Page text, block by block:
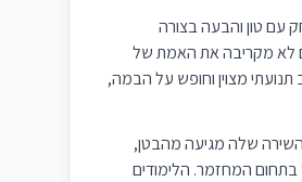
עם טון והבעה בצורה
לא מקריבה את האמת של
מצוין וחופש על הבמה,
השירה שלה מגיעה מהבטן,
המחזמר. הלימודים